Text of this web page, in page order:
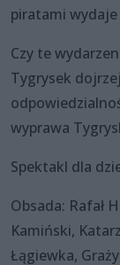
piratami
Czy te
Tygrysek
wyprawa
Spektakl dla
Obsada: Rafał
Kamiński,
Łągiewka,